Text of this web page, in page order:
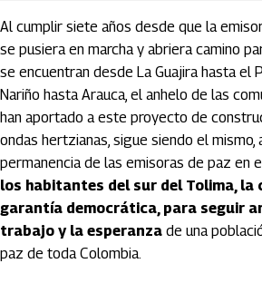
Al cumplir siete años desde que la
se pusiera en marcha y abriera camino
se encuentran desde La Guajira hasta el
Nariño hasta Arauca, el anhelo de las
han aportado a este proyecto de
ondas hertzianas, sigue siendo el mismo,
permanencia de las emisoras de paz en
los habitantes del sur del Tolima,
garantía democrática, para seguir
trabajo y la esperanza de una
paz de toda Colombia.